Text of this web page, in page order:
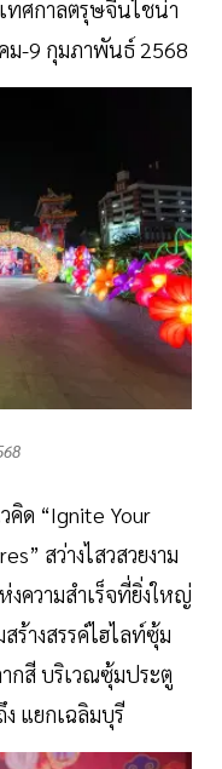
ทศกาลตรุษจีนไชน่า
ม-9 กุมภาพันธ์ 2568
คิด “Ignite Your
สว่างไสวสวยงาม
ความสำเร็จที่ยิ่งใหญ่
ร้างสรรค์ไฮไลท์ซุ้ม
กสี บริเวณซุ้มประตู
ง แยกเฉลิมบุรี